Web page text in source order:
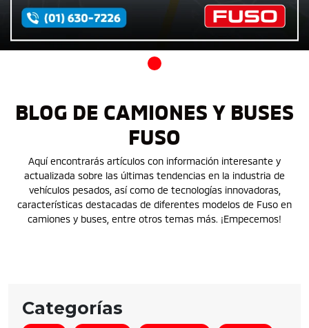
BLOG DE CAMIONES Y BUSES
FUSO
Aquí encontrarás artículos con información interesante y
actualizada sobre las últimas tendencias en la industria de
vehículos pesados, así como de tecnologías innovadoras,
características destacadas de diferentes modelos de Fuso en
camiones y buses, entre otros temas más. ¡Empecemos!
Categorías